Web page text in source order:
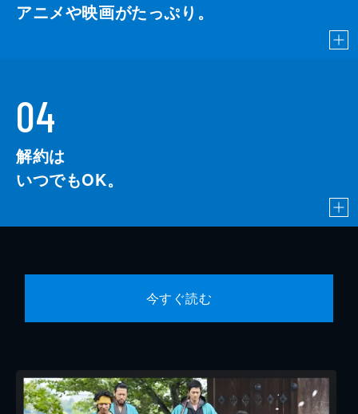
アニメや映画がたっぷり。
04
解約は
いつでもOK。
今すぐ読む